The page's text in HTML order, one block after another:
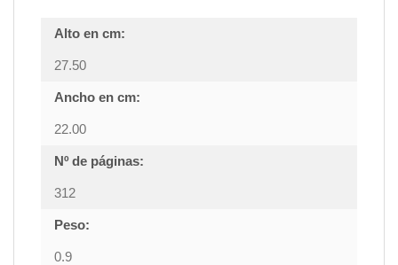
Alto en cm:
27.50
Ancho en cm:
22.00
Nº de páginas:
312
Peso:
0.9